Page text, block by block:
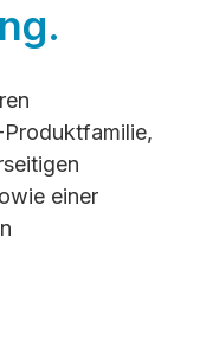
einer